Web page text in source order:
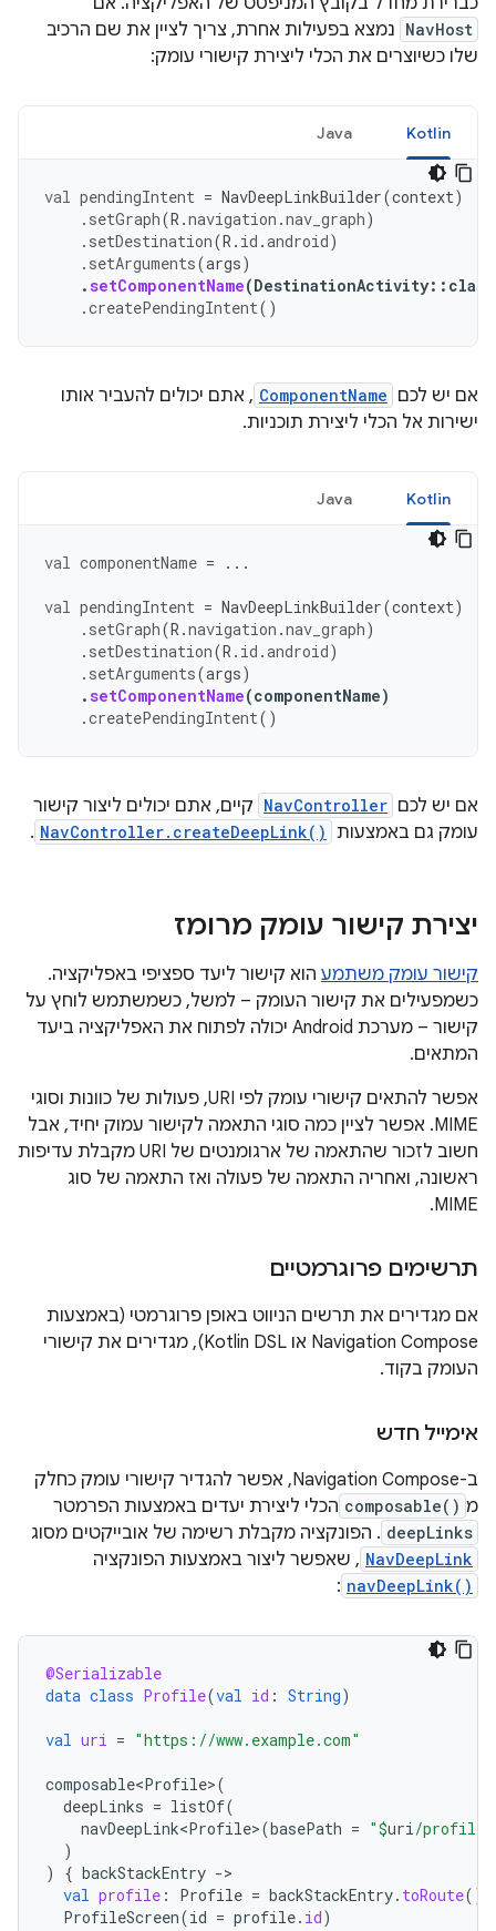
NavHost נמצא בפעילות אחרת, צריך לציין את שם הרכיב
שלו כשיוצרים את הכלי ליצירת קישורי עומק:
Kotlin
Java
val pendingIntent = NavDeepLinkBuilder(context)
. setGraph(R .navigation .nav_graph)
. setDestination(R . id .android)
. setArguments(args)
.setComponentName(DestinationActivity:: class
.createPendingIntent()
אם יש לכם ComponentName , אתם יכולים להעביר אותו
ישירות אל הכלי ליצירת תוכניות.
Kotlin
Java
val componentName = ...
val pendingIntent = NavDeepLinkBuilder(context)
. setGraph(R .navigation .nav_graph)
. setDestination(R . id .android)
. setArguments(args)
.setComponentName(componentName)
.createPendingIntent()
אם יש לכם NavController קיים, אתם יכולים ליצור קישור
עומק גם באמצעות NavController.createDeepLink()
.
יצירת קישור עומק מרומז
קישור עומק משתמע הוא קישור ליעד ספציפי באפליקציה.
כשמפעילים את קישור העומק – למשל, כשמשתמש לוחץ על
קישור – מערכת Android יכולה לפתוח את האפליקציה ביעד
המתאים.
אפשר להתאים קישורי עומק לפי URI, פעולות של כוונות וסוגי
MIME. אפשר לציין כמה סוגי התאמה לקישור עמוק יחיד, אבל
חשוב לזכור שהתאמה של ארגומנטים של URI מקבלת עדיפות
ראשונה, ואחריה התאמה של פעולה ואז התאמה של סוג
MIME.
תרשימים פרוגרמטיים
אם מגדירים את תרשים הניווט באופן פרוגרמטי (באמצעות
Navigation Compose או Kotlin DSL), מגדירים את קישורי
העומק בקוד.
אימייל חדש
ב-Navigation Compose, אפשר להגדיר קישורי עומק כחלק
מ composable() הכלי ליצירת יעדים באמצעות הפרמטר
deepLinks . הפונקציה מקבלת רשימה של אובייקטים מסוג
NavDeepLink , שאפשר ליצור באמצעות הפונקציה
navDeepLink()
:
@Serializable
data class Profile(val id : String)
val uri = "https://www.example.com"
composable<Profile>(
deepLinks = listOf(
navDeepLink<Profile>(basePath = "$uri/profile"
)
)
{ backStackEntry -
val profile : Profile = backStackEntry. toRoute()
ProfileScreen(id = profile. id)